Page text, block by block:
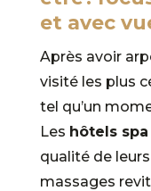
et avec
Après avoir
visité les plus
tel qu’un
Les hôtels spa
qualité de
massages